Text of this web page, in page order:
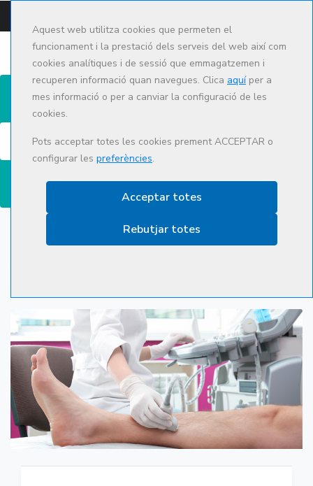
Aquest web utilitza cookies que permeten el
funcionament i la prestació dels serveis del web així com
cookies analítiques i de sessió que emmagatzemen i
recuperen informació quan navegues. Clica aquíper a
mes informació o per a canviar la configuració de les
cookies.
Pots acceptar totes les cookies prement ACCEPTAR o
configurar les preferències.
Acceptar totes
Rebutjar totes
Cerca
Ecografia per la Trombosi